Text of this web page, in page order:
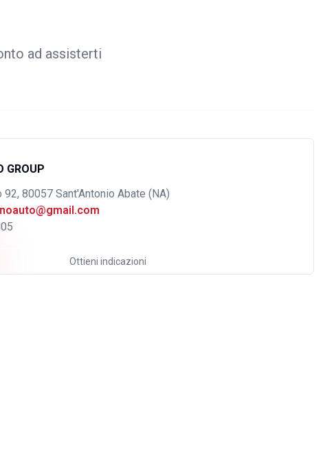
ad assisterti
GROUP
92, 80057 Sant'Antonio Abate (NA)
Ottieni indicazioni